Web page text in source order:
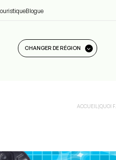
Blogue
CHANGER DE RÉGION
ACCUEIL |QUOI